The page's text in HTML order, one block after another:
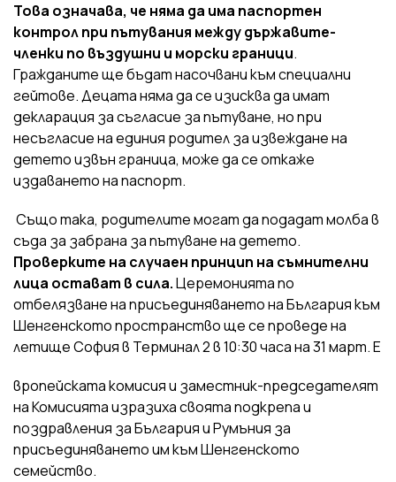
Това означава, че няма да има паспортен
контрол при пътувания между държавите-
членки по въздушни и морски граници.
Гражданите ще бъдат насочвани към специални
гейтове. Децата няма да се изисква да имат
декларация за съгласие за пътуване, но при
несъгласие на единия родител за извеждане на
детето извън граница, може да се откаже
издаването на паспорт.
Също така, родителите могат да подадат молба в
съда за забрана за пътуване на детето.
Проверките на случаен принцип на съмнителни
лица остават в сила.Церемонията по
отбелязване на присъединяването на България към
Шенгенското пространство ще се проведе на
летище София в Терминал 2 в 10:30 часа на 31 март. Е
вропейската комисия и заместник-председателят
на Комисията изразиха своята подкрепа и
поздравления за България и Румъния за
присъединяването им към Шенгенското
семейство.